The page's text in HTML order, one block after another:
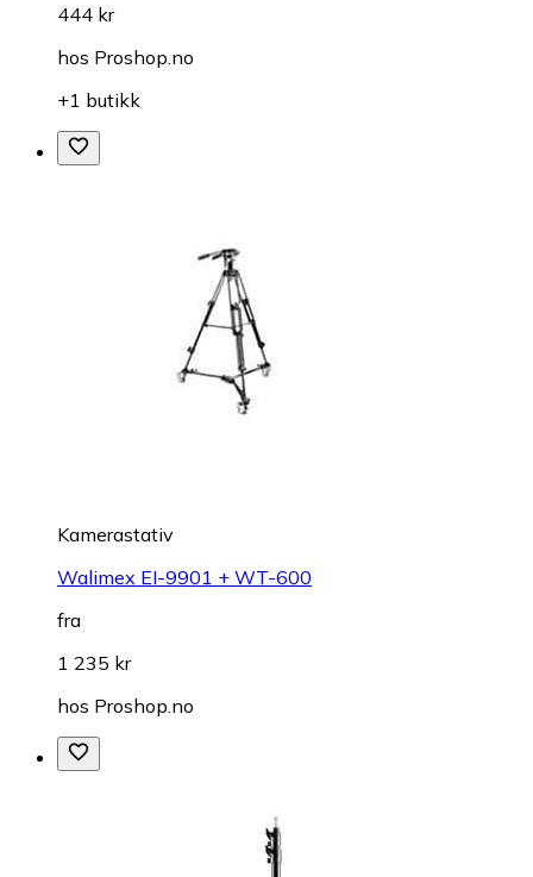
444 kr
hos Proshop.no
+1 butikk
Kamerastativ
Walimex EI-9901 + WT-600
fra
1 235 kr
hos Proshop.no